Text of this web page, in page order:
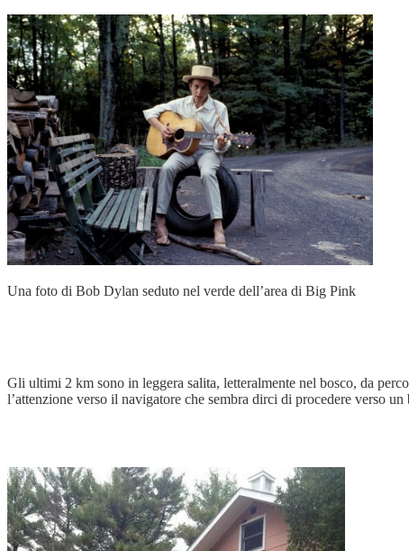
Una foto di Bob Dylan seduto nel verde dell’area di Big Pink
Gli ultimi 2 km sono in leggera salita, letteralmente nel bosco, da
l’attenzione verso il navigatore che sembra dirci di procedere verso